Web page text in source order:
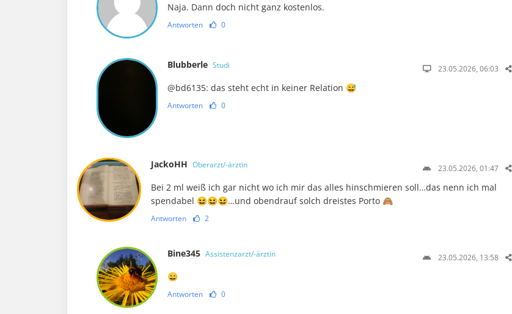
Naja. Dann doch nicht ganz kostenlos.
Antworten 0
Blubberle Studi 23.05.2026, 06:03
@bd6135: das steht echt in keiner Relation 😅
Antworten 0
JackoHH Oberarzt/-ärztin 23.05.2026, 01:47
Bei 2 ml weiß ich gar nicht wo ich mir das alles hinschmieren soll…das nenn ich mal
spendabel 😆😆😆…und obendrauf solch dreistes Porto 🙈
Antworten 2
Bine345 Assistenzarzt/-ärztin 23.05.2026, 13:58
😄
Antworten 0